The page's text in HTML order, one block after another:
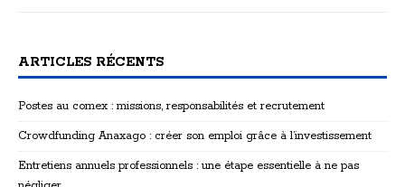
ARTICLES RÉCENTS
Postes au comex : missions, responsabilités et recrutement
Crowdfunding Anaxago : créer son emploi grâce à l’investissement
Entretiens annuels professionnels : une étape essentielle à ne pas